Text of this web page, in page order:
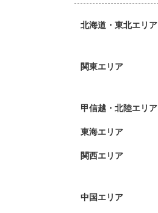
北海道・東北エリア
関東エリア
甲信越・北陸エリア
東海エリア
関西エリア
中国エリア